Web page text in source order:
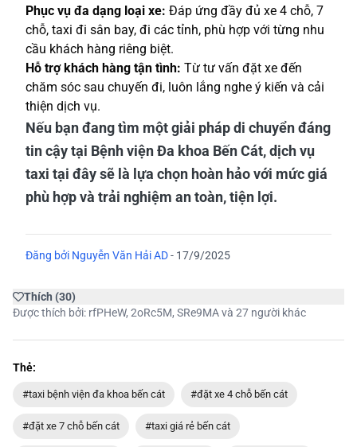
Phục vụ đa dạng loại xe: Đáp ứng đầy đủ xe 4 chỗ, 7
chỗ, taxi đi sân bay, đi các tỉnh, phù hợp với từng nhu
cầu khách hàng riêng biệt.
Hỗ trợ khách hàng tận tình: Từ tư vấn đặt xe đến
chăm sóc sau chuyến đi, luôn lắng nghe ý kiến và cải
thiện dịch vụ.
Nếu bạn đang tìm một giải pháp di chuyển đáng
tin cậy tại Bệnh viện Đa khoa Bến Cát, dịch vụ
taxi tại đây sẽ là lựa chọn hoàn hảo với mức giá
phù hợp và trải nghiệm an toàn, tiện lợi.
Đăng bởi Nguyễn Văn Hải AD- 17/9/2025
Thích (30)
Được thích bởi: rfPHeW, 2oRc5M, SRe9MAvà 27 người khác
Thẻ:
#taxi bệnh viện đa khoa bến cát #đặt xe 4 chỗ bến cát
#đặt xe 7 chỗ bến cát #taxi giá rẻ bến cát